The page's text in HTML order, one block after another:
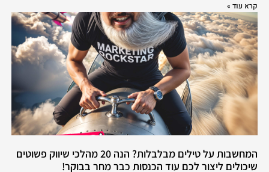
קרא עוד »
המחשבות על טילים מבלבלות? הנה 20 מהלכי שיווק פשוטים
שיכולים ליצור לכם עוד הכנסות כבר מחר בבוקר!